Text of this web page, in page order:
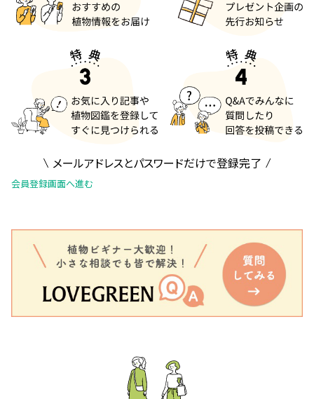
メールアドレスとパスワードだけで登録完了
会員登録画面へ進む